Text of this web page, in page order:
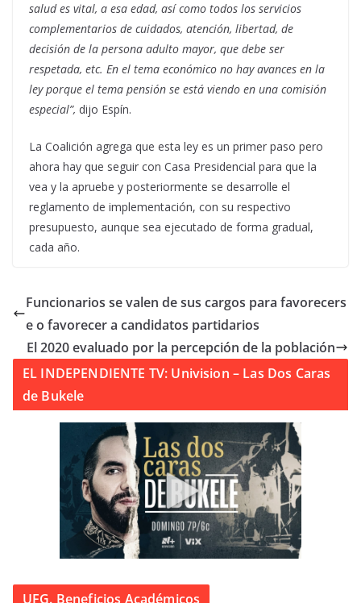
salud es vital, a esa edad, así como todos los servicios
complementarios de cuidados, atención, libertad, de
decisión de la persona adulto mayor, que debe ser
respetada, etc. En el tema económico no hay avances en la
ley porque el tema pensión se está viendo en una comisión
especial”, dijo Espín.
La Coalición agrega que esta ley es un primer paso pero
ahora hay que seguir con Casa Presidencial para que la
vea y la apruebe y posteriormente se desarrolle el
reglamento de implementación, con su respectivo
presupuesto, aunque sea ejecutado de forma gradual,
cada año.
Funcionarios se valen de sus cargos para favorecers
e o favorecer a candidatos partidarios
El 2020 evaluado por la percepción de la población
EL INDEPENDIENTE TV: Univision – Las Dos Caras
de Bukele
UFG. Beneficios Académicos